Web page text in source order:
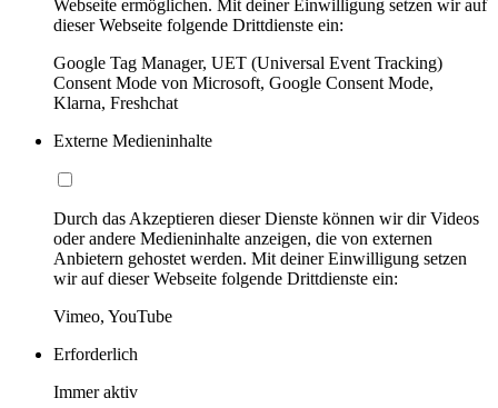
Webseite ermöglichen. Mit deiner Einwilligung setzen wir auf
dieser Webseite folgende Drittdienste ein:
Google Tag Manager, UET (Universal Event Tracking)
Consent Mode von Microsoft, Google Consent Mode,
Klarna, Freshchat
Externe Medieninhalte
Durch das Akzeptieren dieser Dienste können wir dir Videos
oder andere Medieninhalte anzeigen, die von externen
Anbietern gehostet werden. Mit deiner Einwilligung setzen
wir auf dieser Webseite folgende Drittdienste ein:
Vimeo, YouTube
Erforderlich
Immer aktiv